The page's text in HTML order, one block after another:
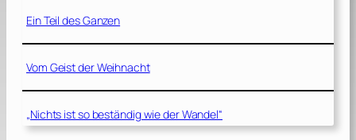
Ein Teil des Ganzen
Vom Geist der Weihnacht
„Nichts ist so beständig wie der Wandel“